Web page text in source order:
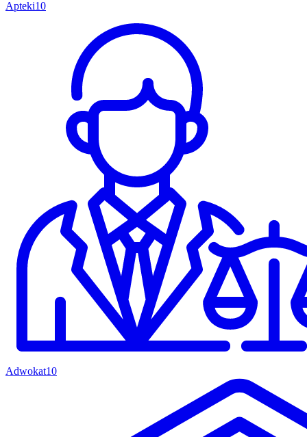
Apteki10
Adwokat10